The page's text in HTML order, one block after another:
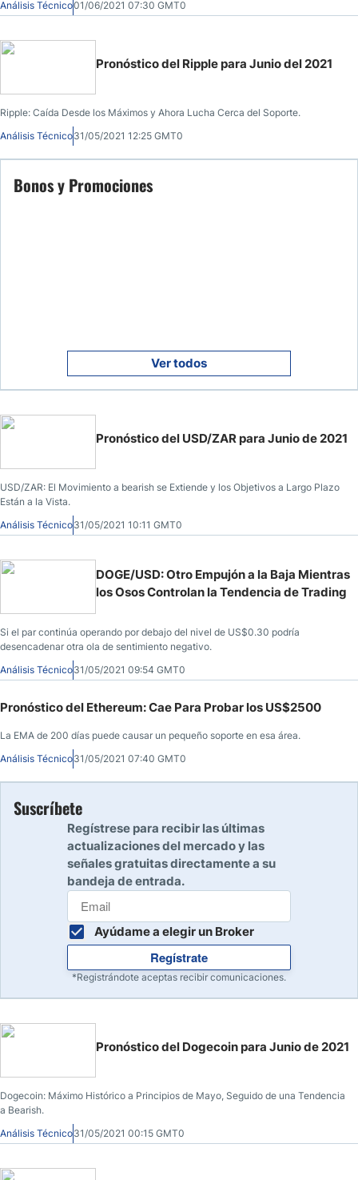
Análisis Técnico01/06/2021 07:30 GMT0
Pronóstico del Ripple para Junio del 2021
Ripple: Caída Desde los Máximos y Ahora Lucha Cerca del Soporte.
Análisis Técnico31/05/2021 12:25 GMT0
Bonos y Promociones
Ver todos
Pronóstico del USD/ZAR para Junio de 2021
USD/ZAR: El Movimiento a bearish se Extiende y los Objetivos a Largo Plazo
Están a la Vista.
Análisis Técnico31/05/2021 10:11 GMT0
DOGE/USD: Otro Empujón a la Baja Mientras
los Osos Controlan la Tendencia de Trading
Si el par continúa operando por debajo del nivel de US$0.30 podría
desencadenar otra ola de sentimiento negativo.
Análisis Técnico31/05/2021 09:54 GMT0
Pronóstico del Ethereum: Cae Para Probar los US$2500
La EMA de 200 días puede causar un pequeño soporte en esa área.
Análisis Técnico31/05/2021 07:40 GMT0
Suscríbete
Regístrese para recibir las últimas
actualizaciones del mercado y las
señales gratuitas directamente a su
bandeja de entrada.
Ayúdame a elegir un Broker
Regístrate
*Registrándote aceptas recibir comunicaciones.
Pronóstico del Dogecoin para Junio de 2021
Dogecoin: Máximo Histórico a Principios de Mayo, Seguido de una Tendencia
a Bearish.
Análisis Técnico31/05/2021 00:15 GMT0